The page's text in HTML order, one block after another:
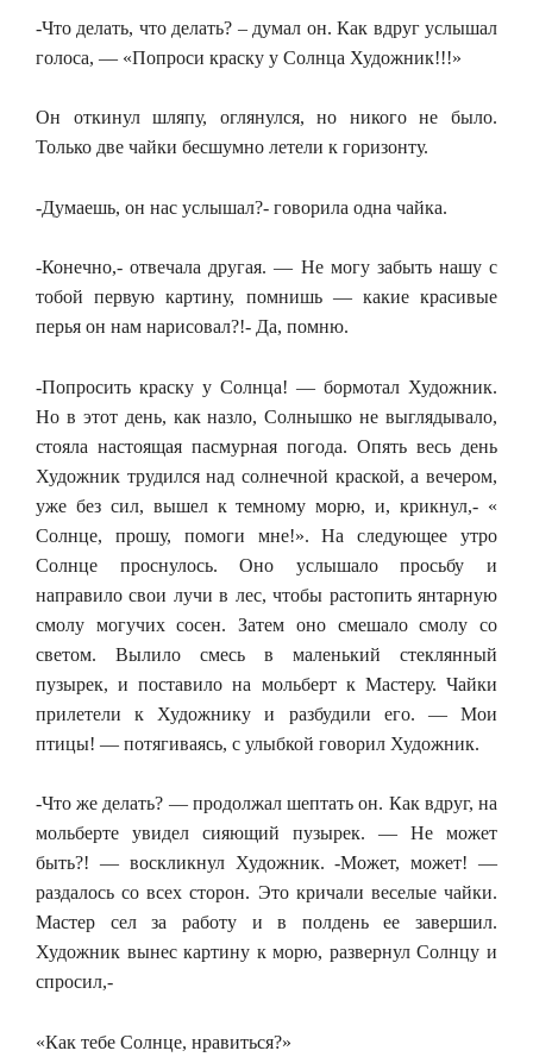
-Что делать, что делать? – думал он. Как вдруг услышал
голоса, — «Попроси краску у Солнца Художник!!!»
Он откинул шляпу, оглянулся, но никого не было.
Только две чайки бесшумно летели к горизонту.
-Думаешь, он нас услышал?- говорила одна чайка.
-Конечно,- отвечала другая. — Не могу забыть нашу с
тобой первую картину, помнишь — какие красивые
перья он нам нарисовал?!- Да, помню.
-Попросить краску у Солнца! — бормотал Художник.
Но в этот день, как назло, Солнышко не выглядывало,
стояла настоящая пасмурная погода. Опять весь день
Художник трудился над солнечной краской, а вечером,
уже без сил, вышел к темному морю, и, крикнул,- «
Солнце, прошу, помоги мне!». На следующее утро
Солнце проснулось. Оно услышало просьбу и
направило свои лучи в лес, чтобы растопить янтарную
смолу могучих сосен. Затем оно смешало смолу со
светом. Вылило смесь в маленький стеклянный
пузырек, и поставило на мольберт к Мастеру. Чайки
прилетели к Художнику и разбудили его. — Мои
птицы! — потягиваясь, с улыбкой говорил Художник.
-Что же делать? — продолжал шептать он. Как вдруг, на
мольберте увидел сияющий пузырек. — Не может
быть?! — воскликнул Художник. -Может, может! —
раздалось со всех сторон. Это кричали веселые чайки.
Мастер сел за работу и в полдень ее завершил.
Художник вынес картину к морю, развернул Солнцу и
спросил,-
«Как тебе Солнце, нравиться?»